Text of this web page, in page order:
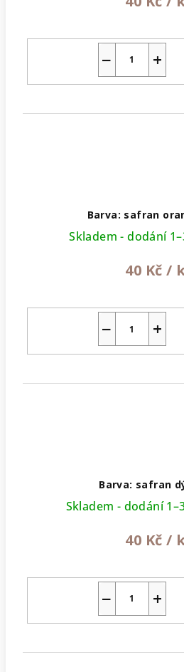
+
−
Barva: safran
Skladem - dodání
40 Kč /
+
−
Barva: safran
Skladem - dodání
40 Kč /
+
−